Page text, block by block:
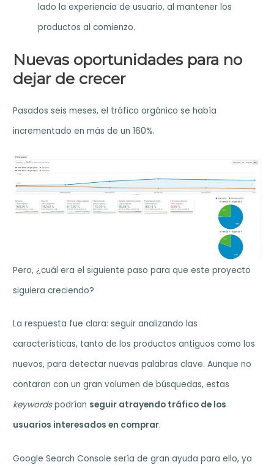
lado la experiencia de usuario, al mantener los
productos al comienzo.
Nuevas oportunidades para no
dejar de crecer
Pasados seis meses, el tráfico orgánico se había
incrementado en más de un 160%.
Pero, ¿cuál era el siguiente paso para que este proyecto
siguiera creciendo?
La respuesta fue clara: seguir analizando las
características, tanto de los productos antiguos como los
nuevos, para detectar nuevas palabras clave. Aunque no
contaran con un gran volumen de búsquedas, estas
keywordspodrían seguir atrayendo tráfico de los
usuarios interesados en comprar.
Google Search Console sería de gran ayuda para ello, ya